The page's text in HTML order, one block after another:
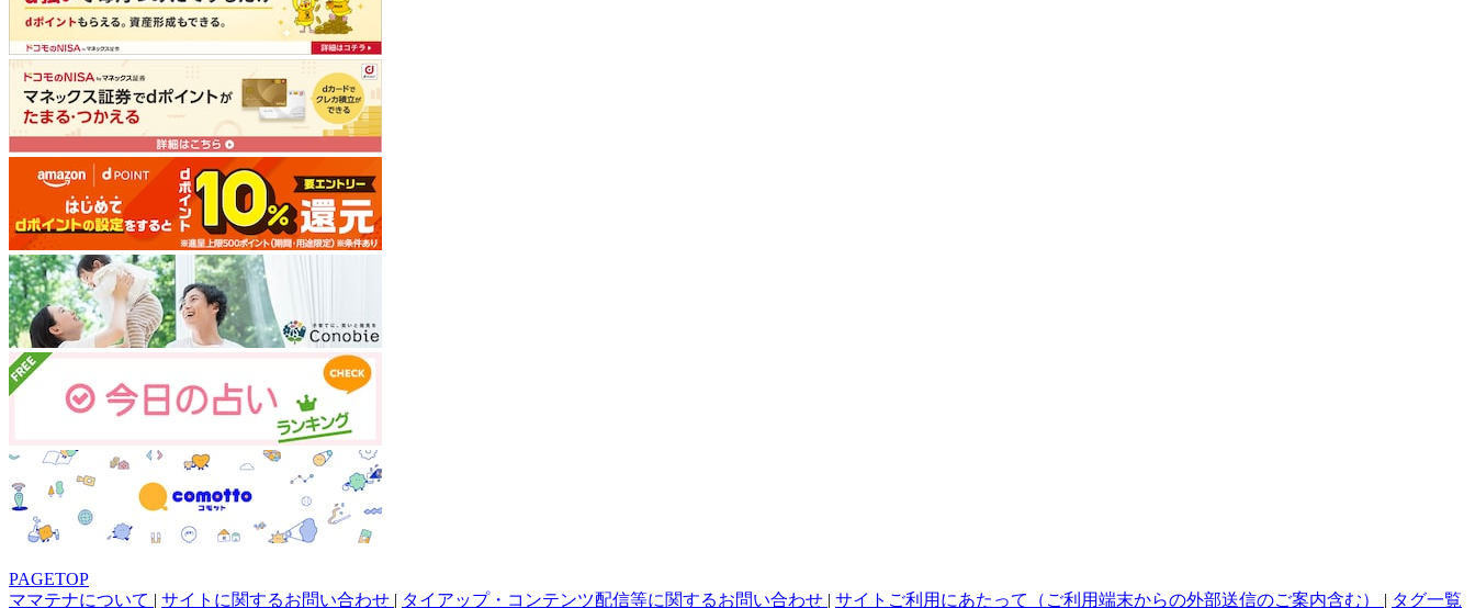
PAGETOP
ママテナについて | サイトに関するお問い合わせ | タイアップ・コンテンツ配信等に関するお問い合わせ | サイトご利用にあたって（ご利用端末からの外部送信のご案内含む） | タグ一覧